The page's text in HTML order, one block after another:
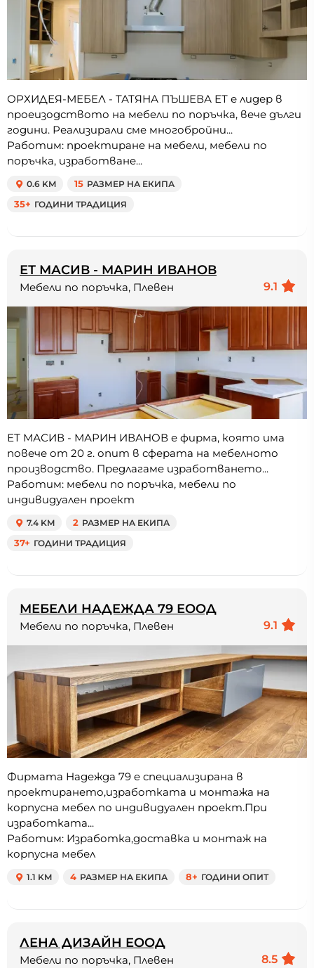
ОРХИДЕЯ-МЕБЕЛ - ТАТЯНА ПЪШЕВА ЕТ е лидер в
проеизодството на мебели по поръчка, вече дълги
години. Реализирали сме многобройни...
Работим: проектиране на мебели, мебели по
поръчка, изработване...
0.6 KM 15 РАЗМЕР НА ЕКИПА
35+ ГОДИНИ ТРАДИЦИЯ
ЕТ МАСИВ - МАРИН ИВАНОВ
9.1
Мебели по поръчка, Плевен
ЕТ МАСИВ - МАРИН ИВАНОВ е фирма, която има
повече от 20 г. опит в сферата на мебелното
производство. Предлагаме изработването...
Работим: мебели по поръчка, мебели по
индивидуален проект
7.4 KM 2 РАЗМЕР НА ЕКИПА
37+ ГОДИНИ ТРАДИЦИЯ
МЕБЕЛИ НАДЕЖДА 79 ЕООД
9.1
Мебели по поръчка, Плевен
Фирмата Надежда 79 е специализирана в
проектирането,изработката и монтажа на
корпусна мебел по индивидуален проект.При
изработката...
Работим: Изработка,доставка и монтаж на
корпусна мебел
1.1 KM 4 РАЗМЕР НА ЕКИПА 8+ ГОДИНИ ОПИТ
ЛЕНА ДИЗАЙН ЕООД
8.5
Мебели по поръчка, Плевен